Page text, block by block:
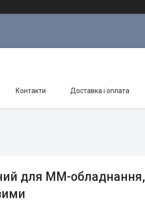
Контакти Доставка і оплата
для ММ-обладнання,